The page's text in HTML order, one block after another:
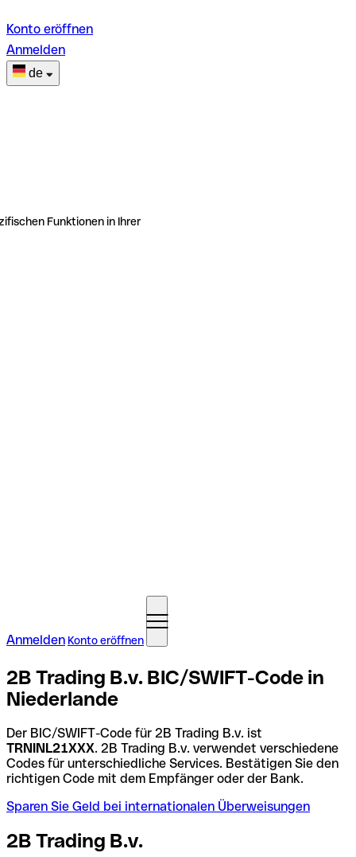
Konto eröffnen
Anmelden
de
Funktionen in Ihrer
Anmelden Konto eröffnen
2B Trading B.v. BIC/SWIFT-Code in
Niederlande
Der BIC/SWIFT-Code für 2B Trading B.v. ist
TRNINL21XXX. 2B Trading B.v. verwendet verschiedene
Codes für unterschiedliche Services. Bestätigen Sie den
richtigen Code mit dem Empfänger oder der Bank.
Sparen Sie Geld bei internationalen Überweisungen
2B Trading B.v.